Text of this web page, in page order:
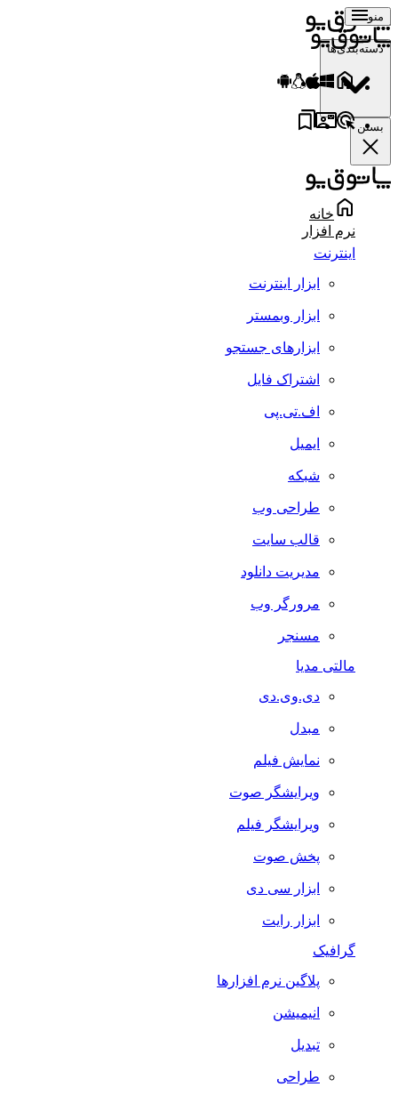
منو
دسته‌بندی‌ها
بستن
خانه
نرم افزار
اینترنت
ابزار اینترنت
ابزار وبمستر
ابزارهای جستجو
اشتراک فایل
اف.تی.پی
ایمیل
شبکه
طراحی وب
قالب سایت
مدیریت دانلود
مرورگر وب
مسنجر
مالتی مدیا
دی.وی.دی
مبدل
نمایش فیلم
ویرایشگر صوت
ویرایشگر فیلم
پخش صوت
ابزار سی دی
ابزار رایت
گرافیک
پلاگین نرم افزارها
انیمیشن
تبدیل
طراحی